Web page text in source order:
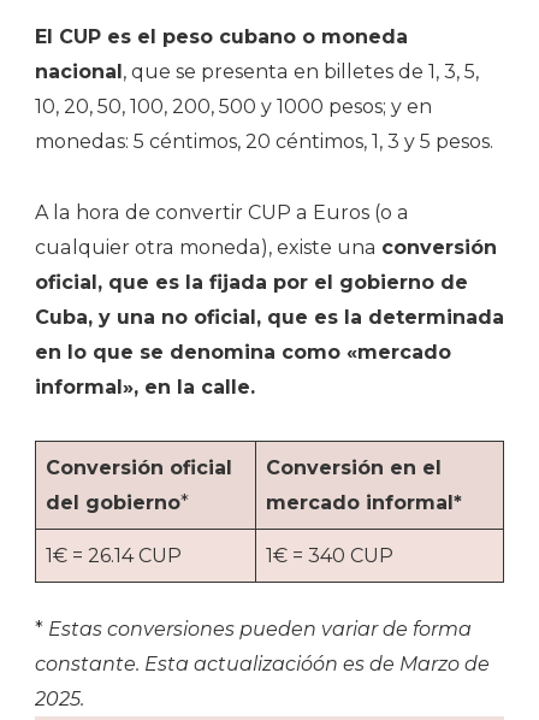
El CUP es el peso cubano o moneda
nacional, que se presenta en billetes de 1, 3, 5,
10, 20, 50, 100, 200, 500 y 1000 pesos; y en
monedas: 5 céntimos, 20 céntimos, 1, 3 y 5 pesos.
A la hora de convertir CUP a Euros (o a
cualquier otra moneda), existe una conversión
oficial, que es la fijada por el gobierno de
Cuba, y una no oficial, que es la determinada
en lo que se denomina como «mercado
informal», en la calle.
Conversión oficial
del gobierno*
Conversión en el
mercado informal*
1€ = 26.14 CUP 1€ = 340 CUP
* Estas conversiones pueden variar de forma
constante. Esta actualizacióón es de Marzo de
2025.